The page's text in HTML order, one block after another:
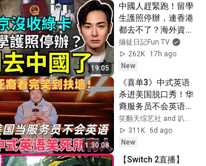
19:05
中國人趕緊跑！留學
生護照停辦，連香港
都去不了？海外資產
全面繳回北京，全球
中国人港險、美股、
加密貨幣恐被清零？
攝徒日記Fun TV
262K
17h ago
New
1:30:08
《喜单3》中式英语
杀进美国脱口秀！华
裔服务员不会英语，
靠口音把全场笑疯
了！#喜剧之王单口
季 #脱口秀 #搞笑 #
喜剧 #funny #综艺
笑翻天综艺社 and 叭叭一下
311K
6d ago
New
【Switch 2直播】